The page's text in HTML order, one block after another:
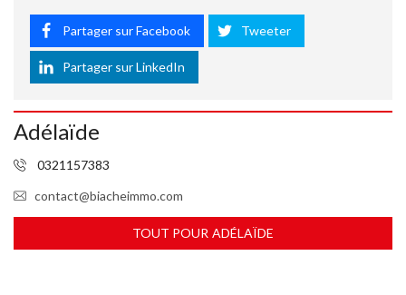
Partager sur Facebook Tweeter
Partager sur LinkedIn
Adélaïde
0321157383
contact@biacheimmo.com
TOUT POUR ADÉLAÏDE